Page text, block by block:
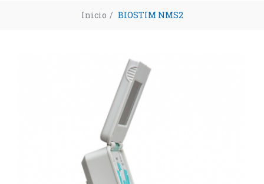
Inicio / BIOSTIM NMS2